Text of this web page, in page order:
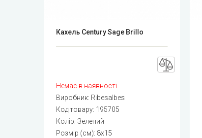
Кахель Century Sage Brillo
Немає в наявності
Виробник: Ribesalbes
Код товару: 195705
Колір: Зелений
Розмір (см): 8x15